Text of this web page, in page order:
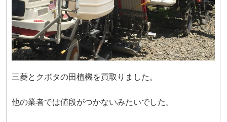
三菱とクボタの田植機を買取りました。
他の業者では値段がつかないみたいでした。